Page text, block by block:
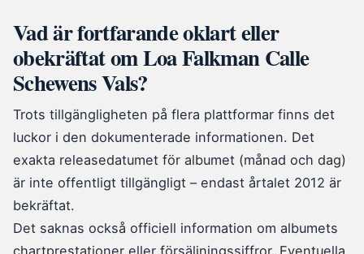
Vad är fortfarande oklart eller
obekräftat om Loa Falkman Calle
Schewens Vals?
Trots tillgängligheten på flera plattformar finns det
luckor i den dokumenterade informationen. Det
exakta releasedatumet för albumet (månad och dag)
är inte offentligt tillgängligt – endast årtalet 2012 är
bekräftat.
Det saknas också officiell information om albumets
chartprestationer eller försäljningssiffror. Eventuella